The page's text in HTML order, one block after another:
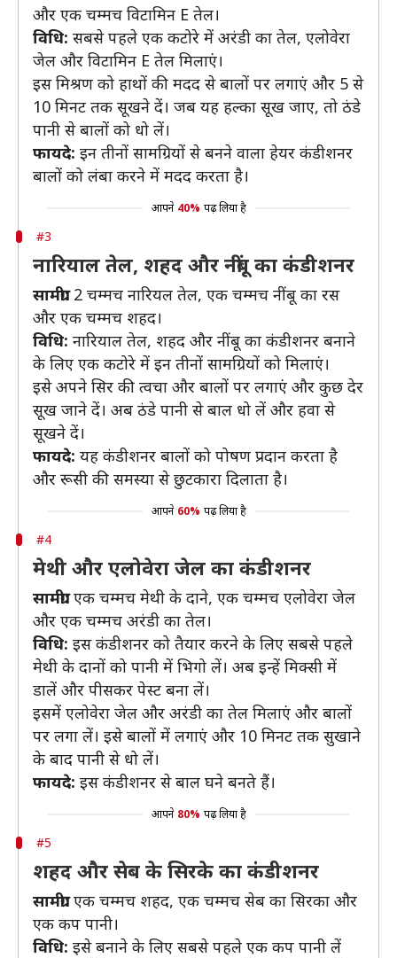
और एक चम्मच विटामिन E तेल।
विधि: सबसे पहले एक कटोरे में अरंडी का तेल, एलोवेरा
जेल और विटामिन E तेल मिलाएं।
इस मिश्रण को हाथों की मदद से बालों पर लगाएं और 5 से
10 मिनट तक सूखने दें। जब यह हल्का सूख जाए, तो ठंडे
पानी से बालों को धो लें।
फायदे: इन तीनों सामग्रियों से बनने वाला हेयर कंडीशनर
बालों को लंबा करने में मदद करता है।
आपने 40% पढ़ लिया है
#3
नारियाल तेल, शहद और नींबू का कंडीशनर
सामग्री:2 चम्मच नारियल तेल, एक चम्मच नींबू का रस
और एक चम्मच शहद।
विधि: नारियाल तेल, शहद और नींबू का कंडीशनर बनाने
के लिए एक कटोरे में इन तीनों सामग्रियों को मिलाएं।
इसे अपने सिर की त्वचा और बालों पर लगाएं और कुछ देर
सूख जाने दें। अब ठंडे पानी से बाल धो लें और हवा से
सूखने दें।
फायदे: यह कंडीशनर बालों को पोषण प्रदान करता है
और रूसी की समस्या से छुटकारा दिलाता है।
आपने 60% पढ़ लिया है
#4
मेथी और एलोवेरा जेल का कंडीशनर
सामग्री:एक चम्मच मेथी के दाने, एक चम्मच एलोवेरा जेल
और एक चम्मच अरंडी का तेल।
विधि: इस कंडीशनर को तैयार करने के लिए सबसे पहले
मेथी के दानों को पानी में भिगो लें। अब इन्हें मिक्सी में
डालें और पीसकर पेस्ट बना लें।
इसमें एलोवेरा जेल और अरंडी का तेल मिलाएं और बालों
पर लगा लें। इसे बालों में लगाएं और 10 मिनट तक सुखाने
के बाद पानी से धो लें।
फायदे: इस कंडीशनर से बाल घने बनते हैं।
आपने 80% पढ़ लिया है
#5
शहद और सेब के सिरके का कंडीशनर
सामग्री:एक चम्मच शहद, एक चम्मच सेब का सिरका और
एक कप पानी।
विधि: इसे बनाने के लिए सबसे पहले एक कप पानी लें